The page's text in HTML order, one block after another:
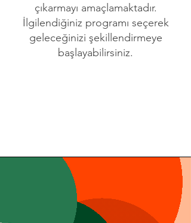
çıkarmayı amaçlamaktadır.
İlgilendiğiniz programı seçerek
geleceğinizi şekillendirmeye
başlayabilirsiniz.